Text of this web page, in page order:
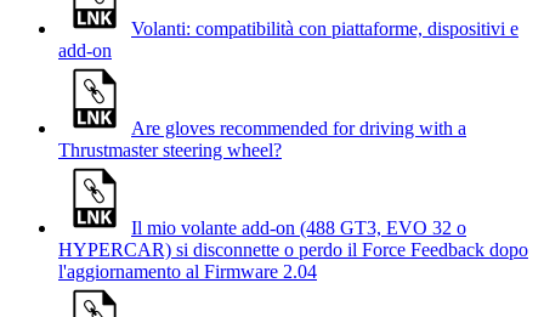
Volanti: compatibilità con piattaforme, dispositivi e
add-on
Are gloves recommended for driving with a
Thrustmaster steering wheel?
Il mio volante add-on (488 GT3, EVO 32 o
HYPERCAR) si disconnette o perdo il Force Feedback dopo
l'aggiornamento al Firmware 2.04